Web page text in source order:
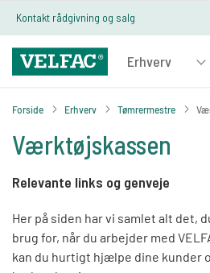
Kontakt rådgivning og salg
Forside Erhverv Tømrermestre
Værktøjskassen
Relevante links og genveje
Her på siden har vi samlet alt det,
brug for, når du arbejder med
kan du hurtigt hjælpe dine kunder